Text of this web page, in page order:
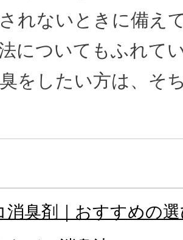
れないときに備え
についてもふれて
をしたい方は、そ
臭剤｜おすすめの